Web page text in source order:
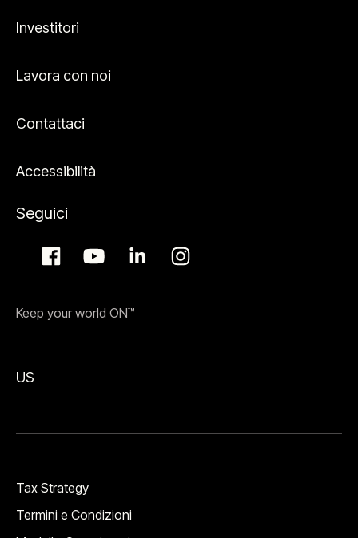
Investitori
Lavora con noi
Contattaci
Accessibilità
Seguici
Keep your world ON™
US
Tax Strategy
Termini e Condizioni